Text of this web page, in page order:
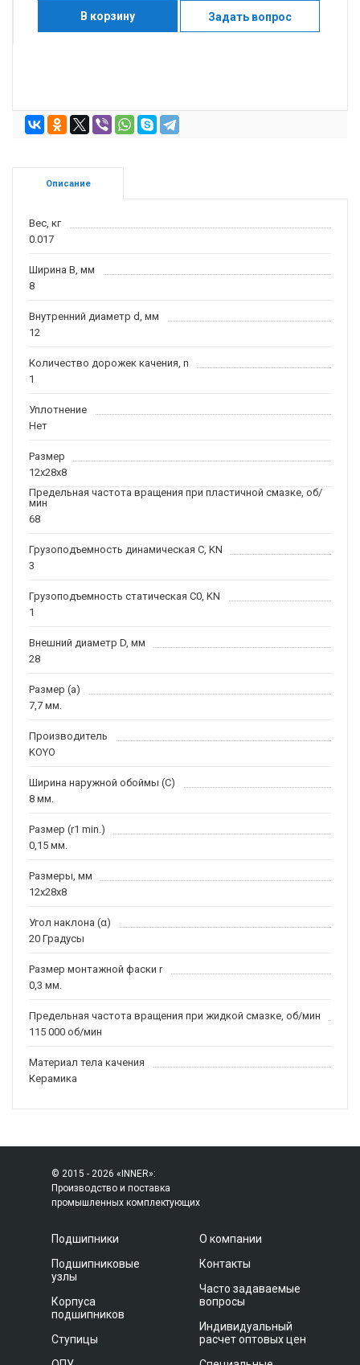
В корзину Задать вопрос
Описание
Вес, кг
0.017
Ширина B, мм
8
Внутренний диаметр d, мм
12
Количество дорожек качения, n
1
Уплотнение
Нет
Размер
12x28x8
Предельная частота вращения при пластичной смазке, об/
мин
68
Грузоподъемность динамическая C, KN
3
Грузоподъемность статическая C0, KN
1
Внешний диаметр D, мм
28
Размер (a)
7,7 мм.
Производитель
KOYO
Ширина наружной обоймы (C)
8 мм.
Размер (r1 min.)
0,15 мм.
Размеры, мм
12x28x8
Угол наклона (α)
20 Градусы
Размер монтажной фаски r
0,3 мм.
Предельная частота вращения при жидкой смазке, об/мин
115 000 об/мин
Материал тела качения
Керамика
© 2015 - 2026 «INNER»:
Производство и поставка
промышленных комплектующих
Подшипники
Подшипниковые
узлы
Корпуса
подшипников
Ступицы
О компании
Контакты
Часто задаваемые
вопросы
Индивидуальный
расчет оптовых цен